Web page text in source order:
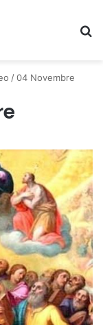
/ 04 Novembre